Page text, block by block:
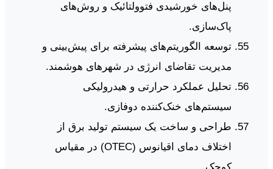
پنل‌های خورشیدی فتوولتائیک و روش‌های
پاک‌سازی.
توسعه الگوریتم‌های پیشرفته برای پیش‌بینی و
مدیریت تقاضای انرژی در شهرهای هوشمند.
تحلیل عملکرد حرارتی و هیدرولیکی
سیستم‌های خنک‌کننده دوفازی.
طراحی و ساخت یک سیستم تولید برق از
اختلاف دمای اقیانوس (OTEC) در مقیاس